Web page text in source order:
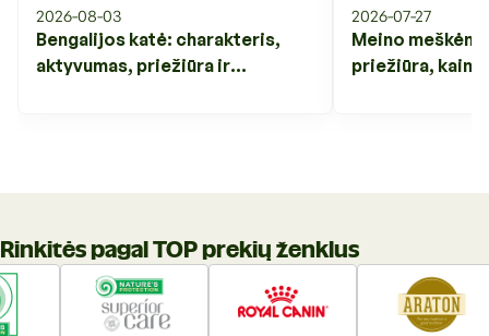
2026-08-03
Bengalijos katė: charakteris,
aktyvumas, priežiūra ir
2026-07-27
Meino
priežiūra, kaina
Rinkitės pagal TOP prekių ženklus